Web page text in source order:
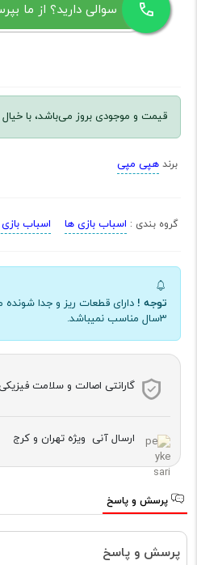
سوالی دارید؟ از ما
قیمت و موجودی بروز می‌باشد، با
برند هپی مپی
گروه بندی : اسباب بازی ها اسباب
توجه ! دارای قطعات ریز و جدا شونده
3سال مناسب نمیباشد.
گارانتی اصالت و سلامت فیزیکی
ارسال آنی ویژه تهران و کرج
پرسش و پاسخ
پرسش و پاسخ